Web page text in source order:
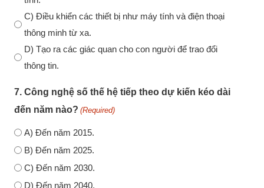
C) Điều khiển các thiết bị như máy tính và điện thoại
thông minh từ xa.
D) Tạo ra các giác quan cho con người để trao đổi
thông tin.
7. Công nghệ số thế hệ tiếp theo dự kiến kéo dài
đến năm nào? (Required)
A) Đến năm 2015.
B) Đến năm 2025.
C) Đến năm 2030.
D) Đến năm 2040.